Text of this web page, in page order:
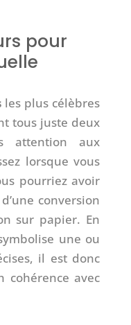
pour
les plus célèbres
tous juste deux
attention aux
lorsque vous
pourriez avoir
conversion
sur papier. En
une ou
il est donc
cohérence avec